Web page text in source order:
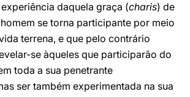
daquela graça (charis) de
se torna participante por meio
terrena, e que pelo contrário
se àqueles que participarão do
toda a sua penetrante
ser também experimentada na sua